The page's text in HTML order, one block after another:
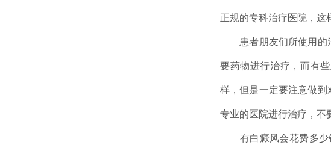
正规的专科治疗医院，这
患者朋友们所使用的治
要药物进行治疗，而有
样，但是一定要注意做到
专业的医院进行治疗，不
有白癜风会花费多少